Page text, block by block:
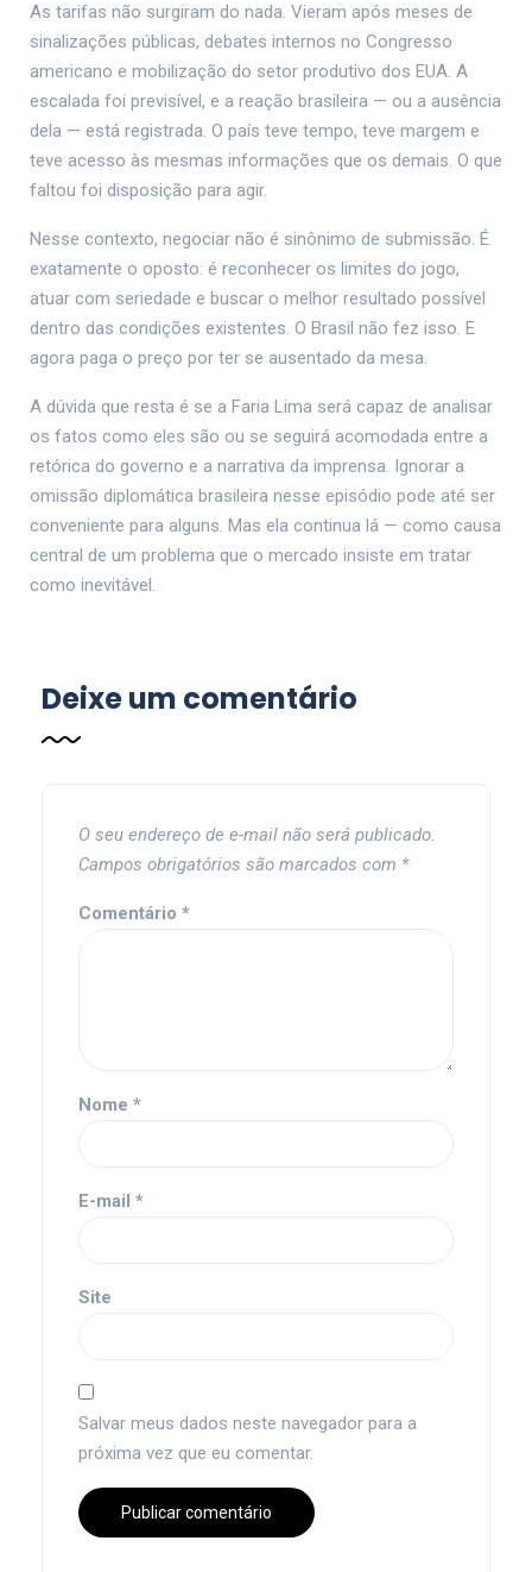
As tarifas não surgiram do nada. Vieram após meses de
sinalizações públicas, debates internos no Congresso
americano e mobilização do setor produtivo dos EUA. A
escalada foi previsível, e a reação brasileira — ou a ausência
dela — está registrada. O país teve tempo, teve margem e
teve acesso às mesmas informações que os demais. O que
faltou foi disposição para agir.
Nesse contexto, negociar não é sinônimo de submissão. É
exatamente o oposto: é reconhecer os limites do jogo,
atuar com seriedade e buscar o melhor resultado possível
dentro das condições existentes. O Brasil não fez isso. E
agora paga o preço por ter se ausentado da mesa.
A dúvida que resta é se a Faria Lima será capaz de analisar
os fatos como eles são ou se seguirá acomodada entre a
retórica do governo e a narrativa da imprensa. Ignorar a
omissão diplomática brasileira nesse episódio pode até ser
conveniente para alguns. Mas ela continua lá — como causa
central de um problema que o mercado insiste em tratar
como inevitável.
Deixe um comentário
O seu endereço de e-mail não será publicado.
Campos obrigatórios são marcados com *
Comentário *
Nome *
E-mail *
Site
Salvar meus dados neste navegador para a
próxima vez que eu comentar.